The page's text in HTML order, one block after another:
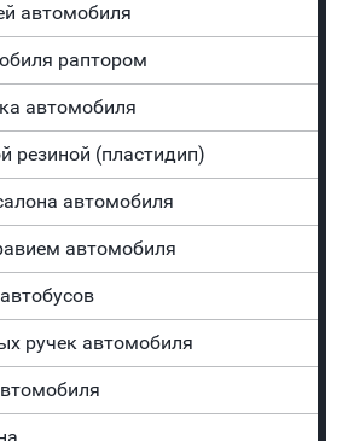
автомобиля
раптором
автомобиля
резиной (пластидип)
автомобиля
автомобиля
ручек автомобиля